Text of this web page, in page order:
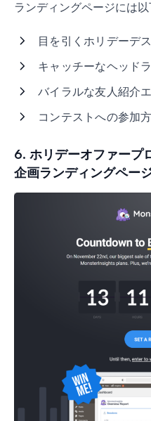
ランディングページには以
目を引くホリデーデ
キャッチーなヘッド
バイラルな友人紹介
コンテストへの参加
6. ホリデーオファープ
企画ランディングペー